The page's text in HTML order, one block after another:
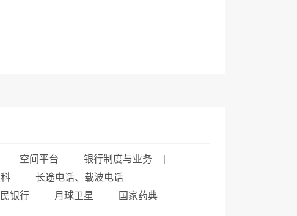
空间平台
银行制度与业务
长途电话、载波电话
银行 月球卫星 国家药典